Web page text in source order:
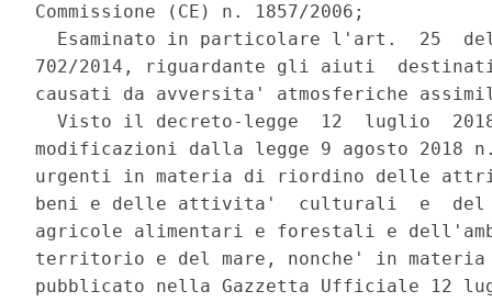
Commissione (CE) n. 1857/2006;
Esaminato in particolare l'art.  25
702/2014, riguardante gli aiuti
causati da avversita' atmosferiche
Visto il decreto-legge  12  luglio
modificazioni dalla legge 9 agosto 2018
urgenti in materia di riordino delle
beni e delle attivita'  culturali  e  del
agricole alimentari e forestali e
territorio e del mare, nonche' in
pubblicato nella Gazzetta Ufficiale 12